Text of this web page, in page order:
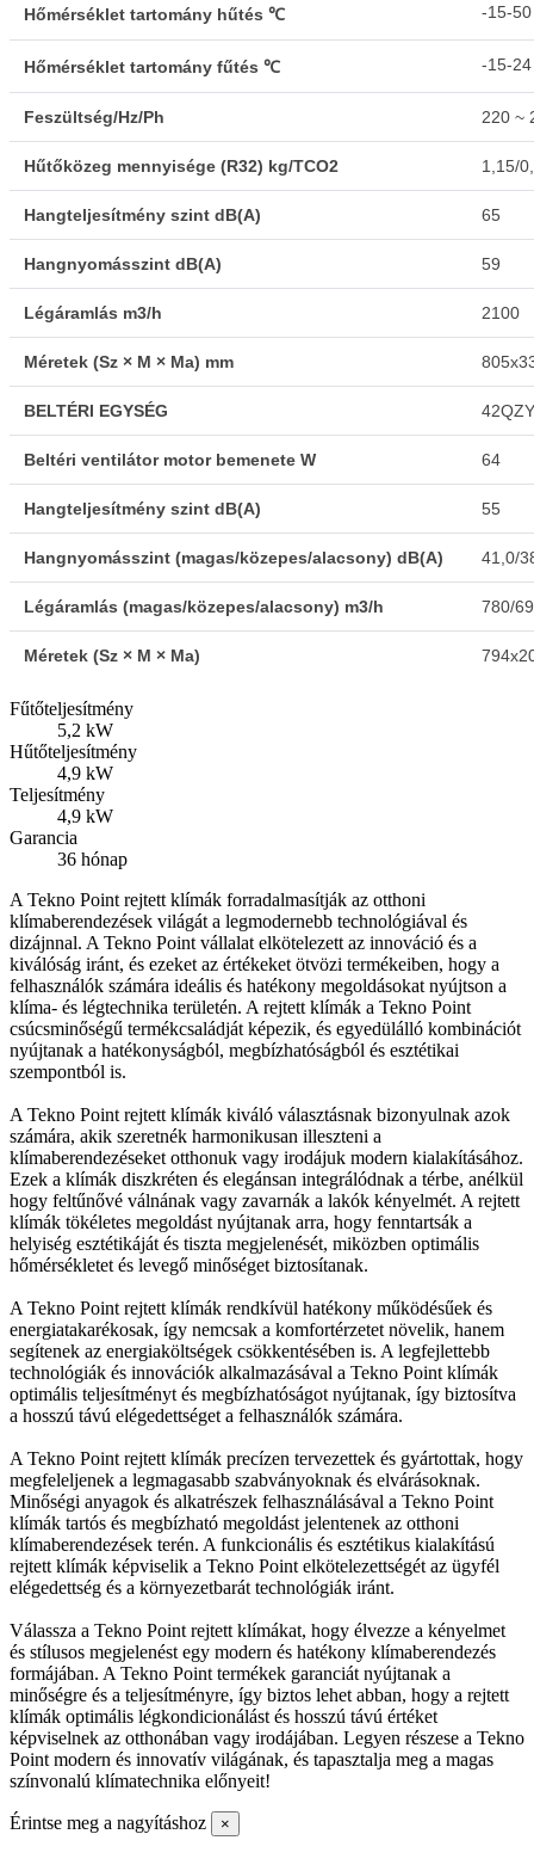
Hőmérséklet tartomány hűtés ℃ -15-50
Hőmérséklet tartomány fűtés ℃ -15-24
Feszültség/Hz/Ph 220 ~
Hűtőközeg mennyisége (R32) kg/TCO2 1,15/
Hangteljesítmény szint dB(A) 65
Hangnyomásszint dB(A) 59
Légáramlás m3/h 2100
Méretek (Sz × M × Ma) mm
BELTÉRI EGYSÉG
Beltéri ventilátor motor bemenete W 64
Hangteljesítmény szint dB(A) 55
Hangnyomásszint (magas/közepes/alacsony) dB(A) 41,0/
Légáramlás (magas/közepes/alacsony) m3/h 780/
Méretek (Sz × M × Ma)
Fűtőteljesítmény
5,2 kW
Hűtőteljesítmény
4,9 kW
Teljesítmény
4,9 kW
Garancia
36 hónap
A Tekno Point rejtett klímák forradalmasítják az otthoni
klímaberendezések világát a legmodernebb technológiával és
dizájnnal. A Tekno Point vállalat elkötelezett az innováció és a
kiválóság iránt, és ezeket az értékeket ötvözi termékeiben, hogy a
felhasználók számára ideális és hatékony megoldásokat nyújtson a
klíma- és légtechnika területén. A rejtett klímák a Tekno Point
csúcsminőségű termékcsaládját képezik, és egyedülálló kombinációt
nyújtanak a hatékonyságból, megbízhatóságból és esztétikai
szempontból is.
A Tekno Point rejtett klímák kiváló választásnak bizonyulnak azok
számára, akik szeretnék harmonikusan illeszteni a
klímaberendezéseket otthonuk vagy irodájuk modern kialakításához.
Ezek a klímák diszkréten és elegánsan integrálódnak a térbe, anélkül
hogy feltűnővé válnának vagy zavarnák a lakók kényelmét. A rejtett
klímák tökéletes megoldást nyújtanak arra, hogy fenntartsák a
helyiség esztétikáját és tiszta megjelenését, miközben optimális
hőmérsékletet és levegő minőséget biztosítanak.
A Tekno Point rejtett klímák rendkívül hatékony működésűek és
energiatakarékosak, így nemcsak a komfortérzetet növelik, hanem
segítenek az energiaköltségek csökkentésében is. A legfejlettebb
technológiák és innovációk alkalmazásával a Tekno Point klímák
optimális teljesítményt és megbízhatóságot nyújtanak, így biztosítva
a hosszú távú elégedettséget a felhasználók számára.
A Tekno Point rejtett klímák precízen tervezettek és gyártottak, hogy
megfeleljenek a legmagasabb szabványoknak és elvárásoknak.
Minőségi anyagok és alkatrészek felhasználásával a Tekno Point
klímák tartós és megbízható megoldást jelentenek az otthoni
klímaberendezések terén. A funkcionális és esztétikus kialakítású
rejtett klímák képviselik a Tekno Point elkötelezettségét az ügyfél
elégedettség és a környezetbarát technológiák iránt.
Válassza a Tekno Point rejtett klímákat, hogy élvezze a kényelmet
és stílusos megjelenést egy modern és hatékony klímaberendezés
formájában. A Tekno Point termékek garanciát nyújtanak a
minőségre és a teljesítményre, így biztos lehet abban, hogy a rejtett
klímák optimális légkondicionálást és hosszú távú értéket
képviselnek az otthonában vagy irodájában. Legyen részese a Tekno
Point modern és innovatív világának, és tapasztalja meg a magas
színvonalú klímatechnika előnyeit!
Érintse meg a nagyításhoz ×